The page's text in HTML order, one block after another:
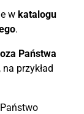
w katalogu
.
Państwa
, na przykład